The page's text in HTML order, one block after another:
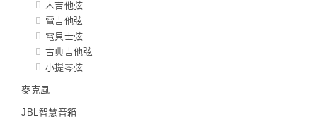
木吉他弦
電吉他弦
電貝士弦
古典吉他弦
小提琴弦
麥克風
JBL智慧音箱